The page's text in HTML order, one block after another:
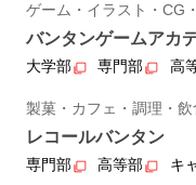
ゲーム・イラスト・CG
バンタンゲームアカ
大学部 専門部 高
製菓・カフェ・調理・飲
レコールバンタン
専門部 高等部 キ